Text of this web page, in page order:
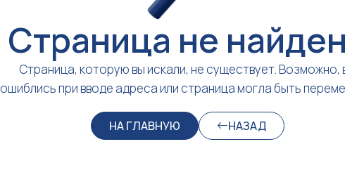
Страница не
Страница, которую вы искали, не существует. Возможно,
ошиблись при вводе адреса или страница могла быть
НА ГЛАВНУЮ НАЗАД